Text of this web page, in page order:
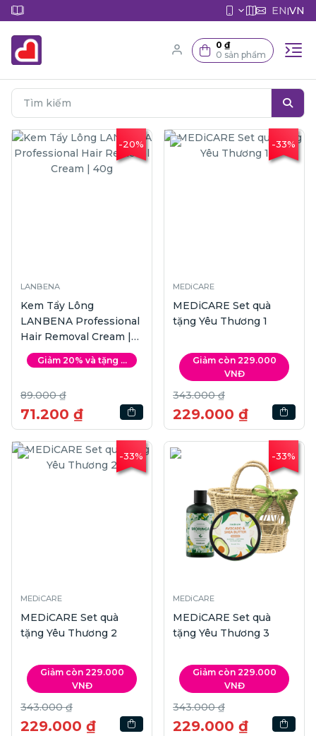
EN|VN
0 ₫
0 sản phẩm
-20%
LANBENA
Kem Tẩy Lông
LANBENA Professional
Hair Removal Cream |
40g
Giảm 20% và tặng ...
89.000 ₫
71.200 ₫
-33%
MEDiCARE
MEDiCARE Set quà
tặng Yêu Thương 1
Giảm còn 229.000
VNĐ
343.000 ₫
229.000 ₫
-33%
MEDiCARE
MEDiCARE Set quà
tặng Yêu Thương 2
Giảm còn 229.000
VNĐ
343.000 ₫
229.000 ₫
-33%
MEDiCARE
MEDiCARE Set quà
tặng Yêu Thương 3
Giảm còn 229.000
VNĐ
343.000 ₫
229.000 ₫